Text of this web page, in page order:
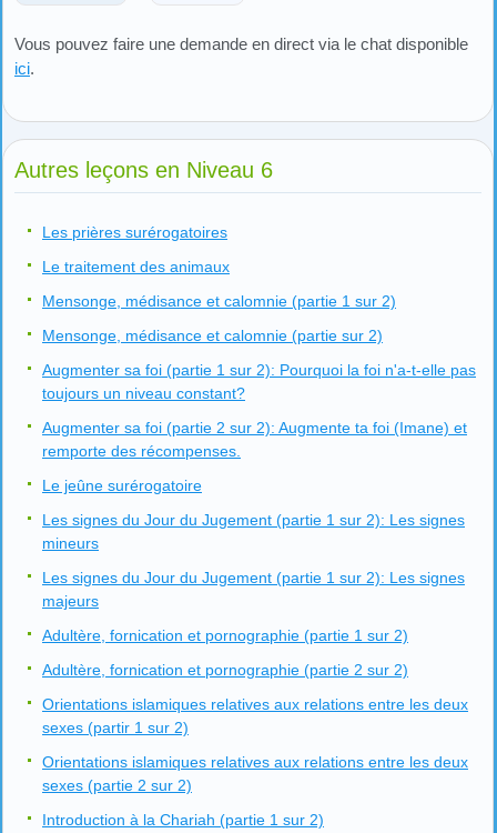
Vous pouvez faire une demande en direct via le chat disponible
ici.
Autres leçons en Niveau 6
Les prières surérogatoires
Le traitement des animaux
Mensonge, médisance et calomnie (partie 1 sur 2)
Mensonge, médisance et calomnie (partie sur 2)
Augmenter sa foi (partie 1 sur 2): Pourquoi la foi n'a-t-elle pas
toujours un niveau constant?
Augmenter sa foi (partie 2 sur 2): Augmente ta foi (Imane) et
remporte des récompenses.
Le jeûne surérogatoire
Les signes du Jour du Jugement (partie 1 sur 2): Les signes
mineurs
Les signes du Jour du Jugement (partie 1 sur 2): Les signes
majeurs
Adultère, fornication et pornographie (partie 1 sur 2)
Adultère, fornication et pornographie (partie 2 sur 2)
Orientations islamiques relatives aux relations entre les deux
sexes (partir 1 sur 2)
Orientations islamiques relatives aux relations entre les deux
sexes (partie 2 sur 2)
Introduction à la Chariah (partie 1 sur 2)